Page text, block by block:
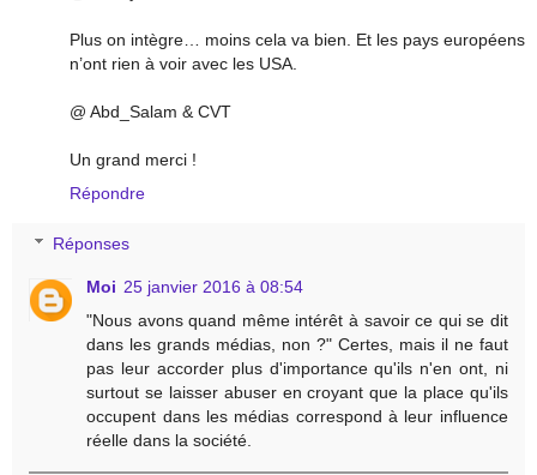
Plus on intègre… moins cela va bien. Et les pays européens
n’ont rien à voir avec les USA.
@ Abd_Salam & CVT
Un grand merci !
Répondre
Réponses
Moi 25 janvier 2016 à 08:54
"Nous avons quand même intérêt à savoir ce qui se dit
dans les grands médias, non ?" Certes, mais il ne faut
pas leur accorder plus d'importance qu'ils n'en ont, ni
surtout se laisser abuser en croyant que la place qu'ils
occupent dans les médias correspond à leur influence
réelle dans la société.